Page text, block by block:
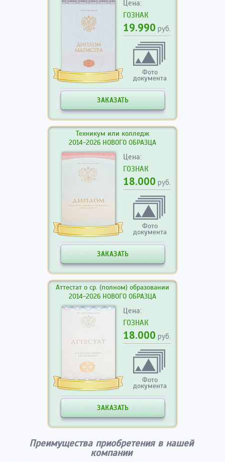
Цена:
ГОЗНАК
19.990 руб.
Фото
документа
ЗАКАЗАТЬ
Техникум или колледж
2014-2026 НОВОГО ОБРАЗЦА
Цена:
ГОЗНАК
18.000 руб.
Фото
документа
ЗАКАЗАТЬ
Аттестат о ср. (полном) образовании
2014-2026 НОВОГО ОБРАЗЦА
Цена:
ГОЗНАК
18.000 руб.
Фото
документа
ЗАКАЗАТЬ
Преимущества приобретения в нашей
компании